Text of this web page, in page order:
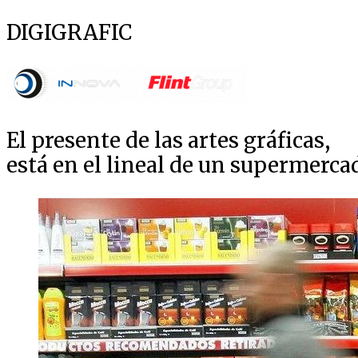
DIGIGRAFIC
El presente de las artes gráficas,
está en el lineal de un